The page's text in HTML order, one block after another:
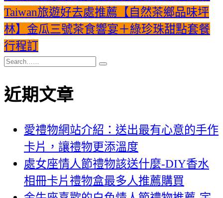
Taiwan旅遊好去處推薦【自然茶鄉品味坪
林】金瓜三號茶食響宴＋綠珍珠甜點套餐
行程訂
近期文章
愛禮物網站介紹：送出最有心意的手作
卡片，讓禮物更添溫度
處女座情人節禮物該送什麼-DIY香水
相冊卡片禮物盒最多人推薦購買